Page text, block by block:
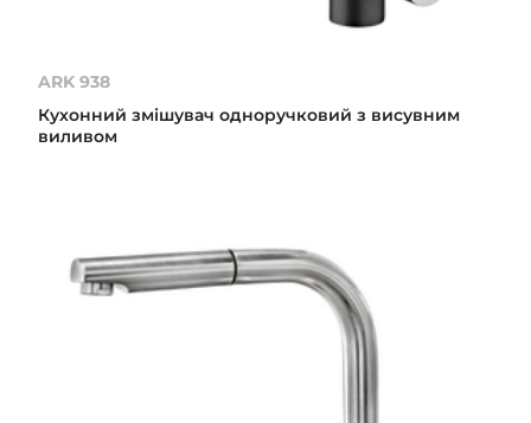
ARK 938
Кухонний змішувач одноручковий з висувним
виливом